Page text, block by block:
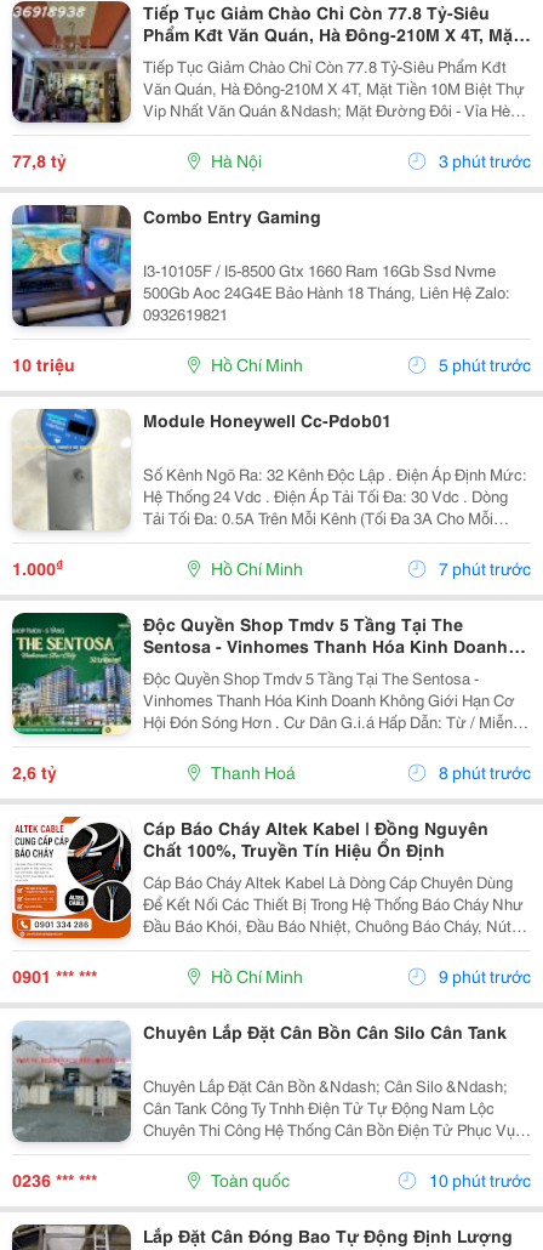
Tiếp Tục Giảm Chào Chỉ Còn 77.8 Tỷ-Siêu
Phẩm Kđt Văn Quán, Hà Đông-210M X 4T, Mặt
Tiền 10M
Tiếp Tục Giảm Chào Chỉ Còn 77.8 Tỷ-Siêu Phẩm Kđt
Văn Quán, Hà Đông-210M X 4T, Mặt Tiền 10M Biệt Thự
Vip Nhất Văn Quán &Ndash; Mặt Đường Đôi - Vỉa Hè
Đá Bóng &Ndash; Kinh Doanh Đỉnh Cao Diện Tích:
210M&Sup2; Xây Dựng: 4 Tầng Mặt Tiền: 10M ...
77,8 tỷ Hà Nội 3 phút trước
Combo Entry Gaming
I3-10105F / I5-8500 Gtx 1660 Ram 16Gb Ssd Nvme
500Gb Aoc 24G4E Bảo Hành 18 Tháng, Liên Hệ Zalo:
0932619821
10 triệu Hồ Chí Minh 5 phút trước
Module Honeywell Cc-Pdob01
Số Kênh Ngõ Ra: 32 Kênh Độc Lập . Điện Áp Định Mức:
Hệ Thống 24 Vdc . Điện Áp Tải Tối Đa: 30 Vdc . Dòng
Tải Tối Đa: 0.5A Trên Mỗi Kênh (Tối Đa 3A Cho Mỗi
Nhóm 8 Kênh Và 6A Trên Toàn Bộ Mô-Đun) . Cách Ly
Quang Học (Galvanic Isolation): 1500...
1.000₫ Hồ Chí Minh 7 phút trước
Độc Quyền Shop Tmdv 5 Tầng Tại The
Sentosa - Vinhomes Thanh Hóa Kinh Doanh
Không Giới Hạn
Độc Quyền Shop Tmdv 5 Tầng Tại The Sentosa -
Vinhomes Thanh Hóa Kinh Doanh Không Giới Hạn Cơ
Hội Đón Sóng Hơn . Cư Dân G.i.á Hấp Dẫn: Từ / Miễn
Lãi Suất + Gốc % Lên Đến 18 Tháng Hỗ Trợ Thuê Tới
̣̂/Tháng - Diện Tích Đa Dạng 40-300M2 Khai Thác Đa...
2,6 tỷ Thanh Hoá 8 phút trước
Cáp Báo Cháy Altek Kabel | Đồng Nguyên
Chất 100%, Truyền Tín Hiệu Ổn Định
Cáp Báo Cháy Altek Kabel Là Dòng Cáp Chuyên Dùng
Để Kết Nối Các Thiết Bị Trong Hệ Thống Báo Cháy Như
Đầu Báo Khói, Đầu Báo Nhiệt, Chuông Báo Cháy, Nút
Khẩn Cấp Và Tủ Trung Tâm Báo Cháy. Với Ruột Dẫn
Đồng Nguyên Chất 100% Sản Phẩm Giúp Truyền Tín...
0901 *** *** Hồ Chí Minh 9 phút trước
Chuyên Lắp Đặt Cân Bồn Cân Silo Cân Tank
Chuyên Lắp Đặt Cân Bồn &Ndash; Cân Silo &Ndash;
Cân Tank Công Ty Tnhh Điện Tử Tự Động Nam Lộc
Chuyên Thi Công Hệ Thống Cân Bồn Điện Tử Phục Vụ
Các Nhà Máy Sản Xuất Thực Phẩm, Hóa Chất, Xi
Măng, Thức Ăn Chăn Nuôi Và Nhiều Lĩnh Vực Công
Nghiệp Khác....
0236 *** *** Toàn quốc 10 phút trước
Lắp Đặt Cân Đóng Bao Tự Động Định Lượng